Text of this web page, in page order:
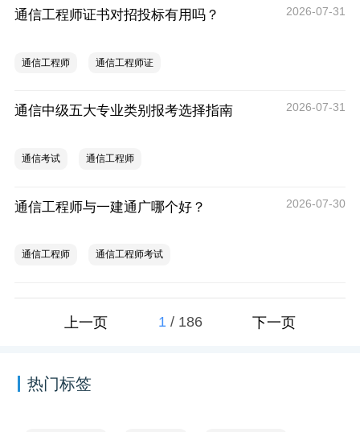
通信工程师证书对招投标有用吗？ 2026-07-31
通信工程师 通信工程师证
通信中级五大专业类别报考选择指南 2026-07-31
通信考试 通信工程师
通信工程师与一建通广哪个好？ 2026-07-30
通信工程师 通信工程师考试
上一页 1 / 186 下一页
热门标签